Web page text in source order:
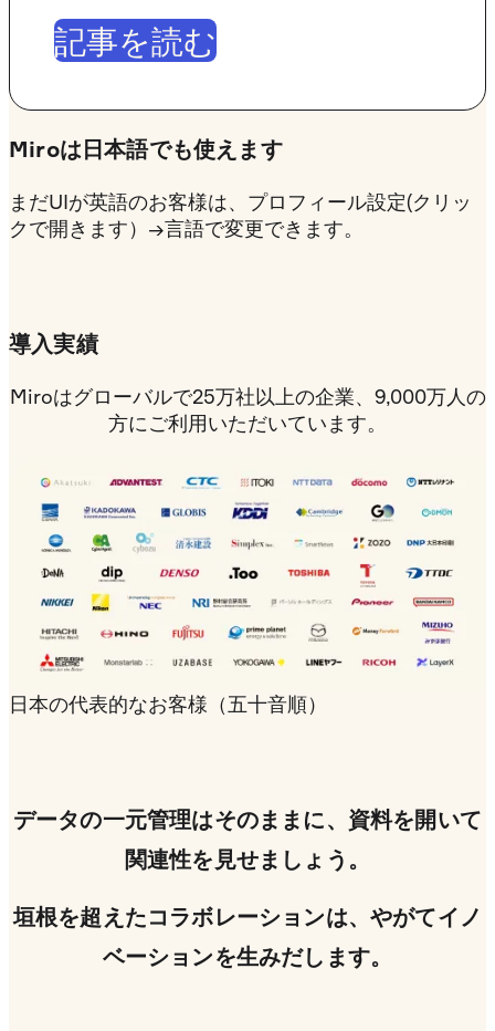
記事を読む
Miroは日本語でも使えます
まだUIが英語のお客様は、 プロフィール設定(クリッ
クで開きます） →言語で変更できます。
導入実績
Miroはグローバルで25万社以上の企業、9,000万人の
方にご利用いただいています。
日本の代表的なお客様（五十音順）
データの一元管理はそのままに、資料を開いて
関連性を見せましょう。
垣根を超えたコラボレーションは、やがてイノ
ベーションを生みだします。